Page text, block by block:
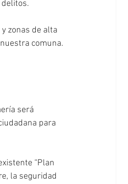
zonas de alta
comuna.
será
para
“Plan
la seguridad